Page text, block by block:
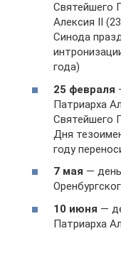
Святейшего
Алексия II
Синода
года)
25 февраля
Патриарха
Святейшего
Дня
году
7 мая —
10 июня —
Патриарха